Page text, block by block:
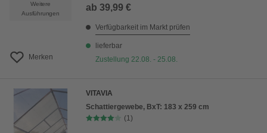
Weitere
Ausführungen
Merken
ab 39,99 €
Verfügbarkeit im Markt prüfen
lieferbar
Zustellung 22.08. - 25.08.
VITAVIA
Schattiergewebe, BxT: 183 x 259 cm
(1)